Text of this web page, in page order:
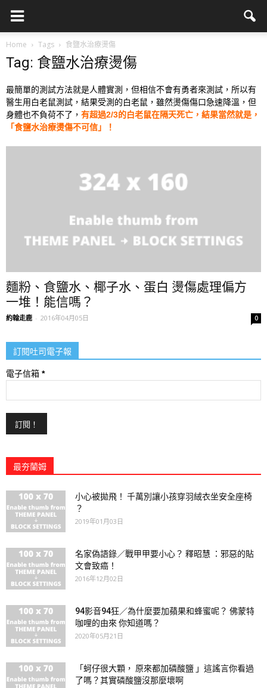
Home Tags 食鹽水治療燙傷
Tag: 食鹽水治療燙傷
最簡單的測試方法就是人體實測，但相信不會有勇者來測試，所以有
醫生用白老鼠測試，結果受測的白老鼠，雖然燙傷傷口急速降溫，但
身體也不負荷不了， 有超過2/3的白老鼠在隔天死亡，結果當然就是，
「食鹽水治療燙傷不可信」！
麵粉、食鹽水、椰子水、蛋白 燙傷處理偏方
一堆！能信嗎？
約翰走鹿 - 2016年04月05日 0
訂閱吐司電子報
電子信箱 *
最夯蘭姆
小心被拋飛！ 千萬別讓小孩穿羽絨衣坐安全座椅
？
2019年01月03日
名家偽語錄／戰甲甲要小心？ 釋昭慧 ：邪惡的貼
文會致癌！
2016年12月02日
94影音94狂／為什麼要加蘋果和蜂蜜呢？ 佛蒙特
咖哩的由來 你知道嗎？
2020年05月21日
「蚵仔很大顆， 原來都加磷酸鹽 」這謠言你看過
了嗎？其實磷酸鹽沒那麼壞啊